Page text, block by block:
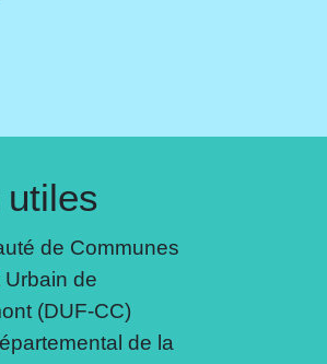
utiles
de Communes
de
(DUF-CC)
de la